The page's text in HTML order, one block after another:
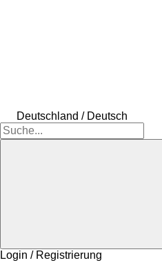
Deutschland / Deutsch
Login / Registrierung